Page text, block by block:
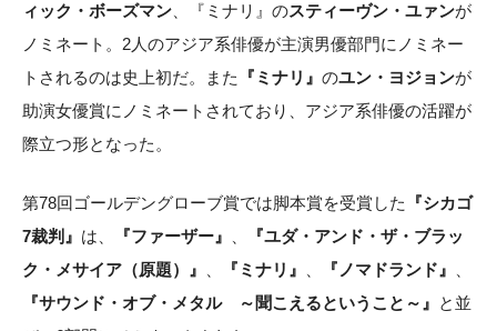
ィック・ボーズマン、『ミナリ』のスティーヴン・ユァンが
ノミネート。2人のアジア系俳優が主演男優部門にノミネー
トされるのは史上初だ。また
『ミナリ』 のユン・ヨジョンが
助演女優賞にノミネートされており、アジア系俳優の活躍が
際立つ形となった。
第78回ゴールデングローブ賞では脚本賞を受賞した
『シカゴ
7裁判』 は、 『ファーザー』
『ユダ・アンド・ザ・ブラッ
ク・メサイア（原題）』
『ミナリ』 『ノマドランド』
『サウンド・オブ・メタル ～聞こえるということ～』 と並